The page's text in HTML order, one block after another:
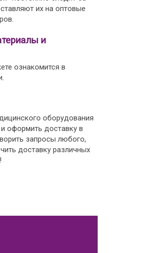
их на оптовые
и
ознакомится в
оборудования
оформить доставку в
запросы любого,
доставку различных